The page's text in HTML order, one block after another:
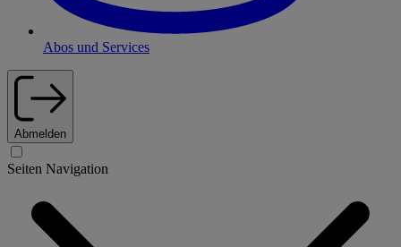
Abos und Services
Abmelden
Seiten Navigation